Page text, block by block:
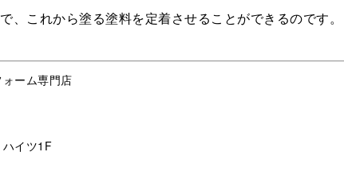
これから塗る塗料を定着させることができるのです。
ーム専門店
イツ1F